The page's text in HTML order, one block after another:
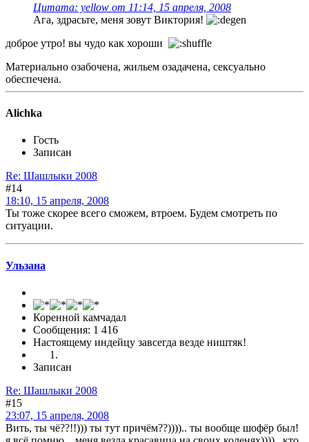
Цитата: yellow от 11:14, 15 апреля, 2008
Ага, здрасьте, меня зовут Виктория!
доброе утро! вы чудо как хороши
Материально озабочена, жильем озадачена, сексуально
обеспечена.
Alichka
Гость
Записан
Re: Шашлыки 2008
#14
18:10, 15 апреля, 2008
Ты тоже скорее всего сможем, втроем. Будем смотреть по
ситуации.
Ульзана
Коренной камчадал
Сообщения: 1 416
Настоящему индейцу завсегда везде ништяк!
Записан
Re: Шашлыки 2008
#15
23:07, 15 апреля, 2008
Вить, ты чё??!!))) ты тут причём??)))).. ты вообще шофёр был!